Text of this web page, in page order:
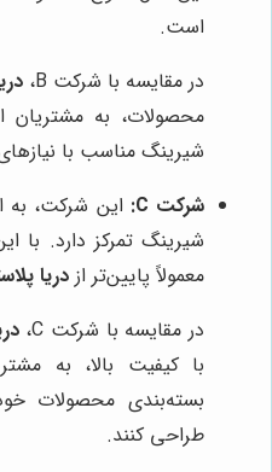
است.
در مقایسه با شرکت B،
محصولات، به مشتریان
شیرینگ مناسب با
شرکت C:
این شرکت، به
شیرینگ تمرکز دارد.
معمولاً پایین‌تر از دریا
در مقایسه با شرکت C،
با کیفیت بالا، به
بسته‌بندی محصولات
طراحی کنند.